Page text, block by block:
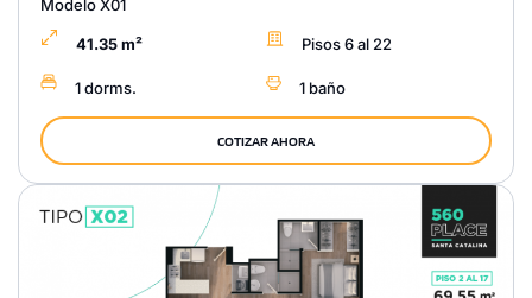
Modelo X01
41.35 m² Pisos 6 al 22
1 dorms. 1 baño
COTIZAR AHORA